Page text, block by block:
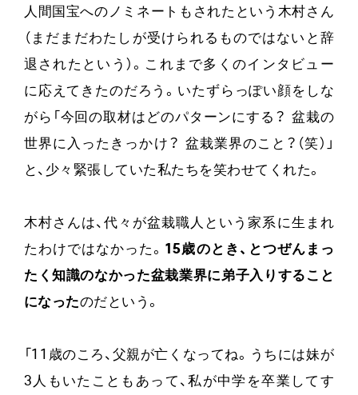
人間国宝へのノミネートもされたという木村さん
（まだまだわたしが受けられるものではないと辞
退されたという）。これまで多くのインタビュー
に応えてきたのだろう。いたずらっぽい顔をしな
がら「今回の取材はどのパターンにする？ 盆栽の
世界に入ったきっかけ？ 盆栽業界のこと？（笑）」
と、少々緊張していた私たちを笑わせてくれた。
木村さんは、代々が盆栽職人という家系に生まれ
たわけではなかった。 15歳のとき、とつぜんまっ
たく知識のなかった盆栽業界に弟子入りすること
になったのだという。
「11歳のころ、父親が亡くなってね。うちには妹が
3人もいたこともあって、私が中学を卒業してす